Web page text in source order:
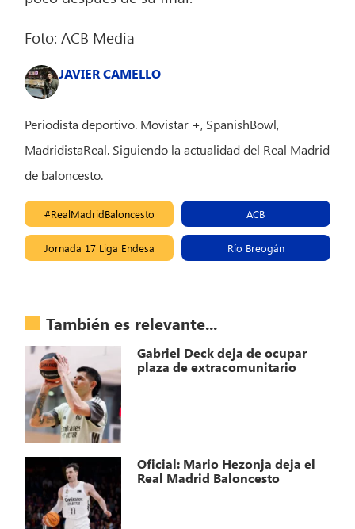
Foto: ACB Media
JAVIER CAMELLO
Periodista deportivo. Movistar +, SpanishBowl,
MadridistaReal. Siguiendo la actualidad del Real Madrid
de baloncesto.
#RealMadridBaloncesto ACB
Jornada 17 Liga Endesa Río Breogán
También es relevante...
Gabriel Deck deja de ocupar
plaza de extracomunitario
Oficial: Mario Hezonja deja el
Real Madrid Baloncesto